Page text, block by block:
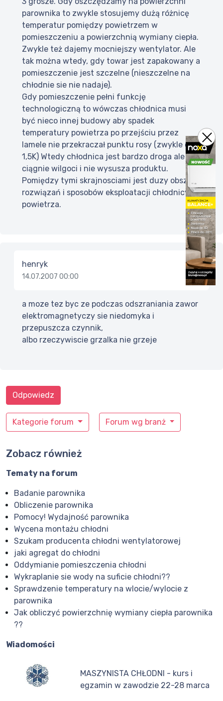
parownika to zwykle stosujemy dużą różnicę
temperatur pomiędzy powietrzem w
pomieszczeniu a powierzchnią wymiany ciepła.
Zwykle też dajemy mocniejszy wentylator. Ale
tak można wtedy, gdy towar jest zapakowany a
pomieszczenie jest szczelne (nieszczelne na
chłodnie sie nie nadaje).
Gdy pomieszczenie pełni funkcję
technologiczną to wówczas chłodnica musi
być nieco innej budowy aby spadek
temperatury powietrza po przejściu przez
lamele nie przekraczał punktu rosy (zwykle ok.
1,5K) Wtedy chłodnica jest bardzo droga ale nie
ciągnie wilgoci i nie wysusza produktu.
Pomiędzy tymi skrajnosciami jest duzy obszar
rozwiązań i sposobów eksploatacji chłodnicy
powietrza.
henryk
14.07.2007 00:00
a moze tez byc ze podczas odszraniania zawor
elektromagnetyczy sie niedomyka i
przepuszcza czynnik,
albo rzeczywiscie grzalka nie grzeje
Kategorie forum Forum wg branż
Odpowiedz
Zobacz również
Tematy na forum
Badanie parownika
Obliczenie parownika
Pomocy! Wydajność parownika
Wycena montażu chłodni
Szukam producenta chłodni wentylatorowej
jaki agregat do chłodni
Oddymianie pomieszczenia chłodni
Wykraplanie sie wody na suficie chłodni??
Sprawdzenie temperatury na wlocie/wylocie z
parownika
Jak obliczyć powierzchnię wymiany ciepła parownika
??
Wiadomości
MASZYNISTA CHŁODNI - kurs i
egzamin w zawodzie 22-28 marca